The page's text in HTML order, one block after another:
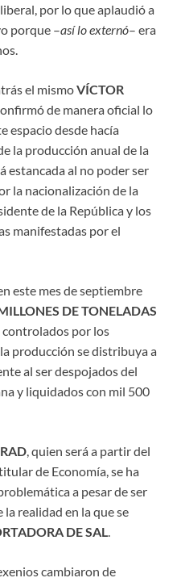
por lo que aplaudió a
porque –así lo externó– era
el mismoVÍCTOR
de manera oficial lo
espacio desde hacía
la producción anual de la
estancada al no poder ser
la nacionalización de la
de la República y los
manifestadas por el
este mes de septiembre
DE TONELADAS
por los
producción se distribuya a
al ser despojados del
y liquidados con mil 500
, quien será a partir del
de Economía, se ha
a pesar de ser
realidad en la que se
DE SAL
cambiaron de